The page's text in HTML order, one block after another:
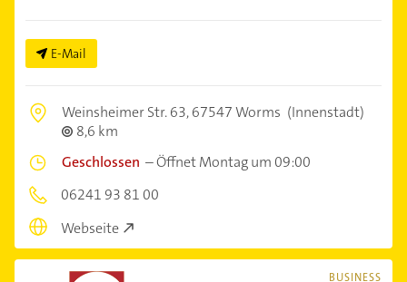
E-Mail
Weinsheimer Str. 63,67547 Worms (Innenstadt)
8,6 km
Geschlossen –Öffnet Montag um 09:00
06241 93 81 00
Webseite
BUSINESS